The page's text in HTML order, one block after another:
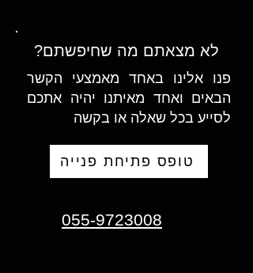
לא מצאתם מה שחיפשתם?
פנו אלינו באחד מאמצעי הקשר
הבאים ואחד מאיתנו יהיה אתכם
לסייע בכל שאלה או בקשה
טופס פתיחת פנייה
055-9723008